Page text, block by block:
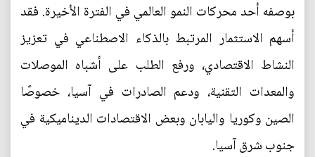
بوصفه أحد محركات النمو العالمي في الفترة الأخيرة. فقد
أسهم الاستثمار المرتبط بالذكاء الاصطناعي في تعزيز
النشاط الاقتصادي، ورفع الطلب على أشباه الموصلات
والمعدات التقنية، ودعم الصادرات في آسيا، خصوصًا
الصين وكوريا واليابان وبعض الاقتصادات الديناميكية في
جنوب شرق آسيا.